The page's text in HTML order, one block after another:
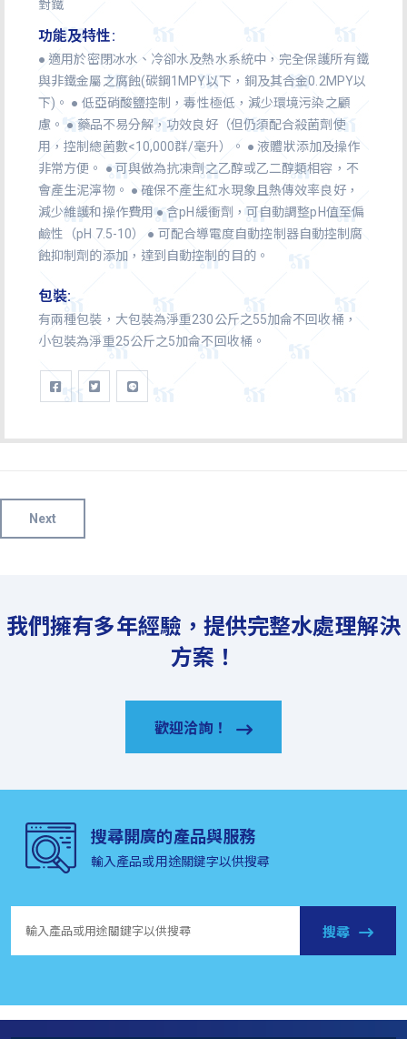
對鐵
功能及特性:
● 適用於密閉冰水、冷卻水及熱水系統中，完全保護所有鐵
與非鐵金屬之腐蝕(碳鋼1MPY以下，銅及其合金0.2MPY以
下)。 ● 低亞硝酸鹽控制，毒性極低，減少環境污染之顧
慮。 ● 藥品不易分解，功效良好（但仍須配合殺菌劑使
用，控制總菌數<10,000群/毫升）。 ● 液體狀添加及操作
非常方便。 ● 可與做為抗凍劑之乙醇或乙二醇類相容，不
會產生泥濘物。 ● 確保不產生紅水現象且熱傳效率良好，
減少維護和操作費用 ● 含pH緩衝劑，可自動調整pH值至偏
鹼性（pH 7.5-10） ● 可配合導電度自動控制器自動控制腐
蝕抑制劑的添加，達到自動控制的目的。
包裝:
有兩種包裝，大包裝為淨重230公斤之55加侖不回收桶，
小包裝為淨重25公斤之5加侖不回收桶。
Next
我們擁有多年經驗，提供完整水處理解決
方案！
歡迎洽詢！
搜尋開廣的產品與服務
輸入產品或用途關鍵字以供搜尋
搜尋